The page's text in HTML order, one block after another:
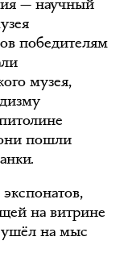
— научный
победителям
музея,
пошли
на витрине
на мыс